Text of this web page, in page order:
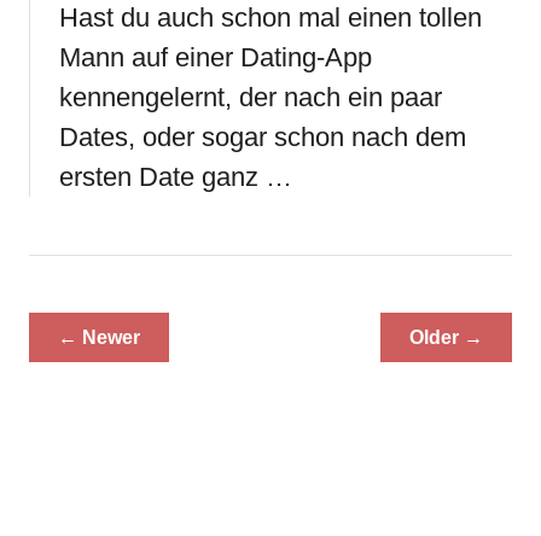
Hast du auch schon mal einen tollen
Mann auf einer Dating-App
kennengelernt, der nach ein paar
Dates, oder sogar schon nach dem
ersten Date ganz …
← Newer Older →